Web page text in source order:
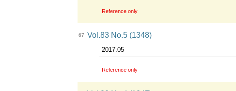
Reference only
67 Vol.83 No.5 (1348)
2017.05
Reference only